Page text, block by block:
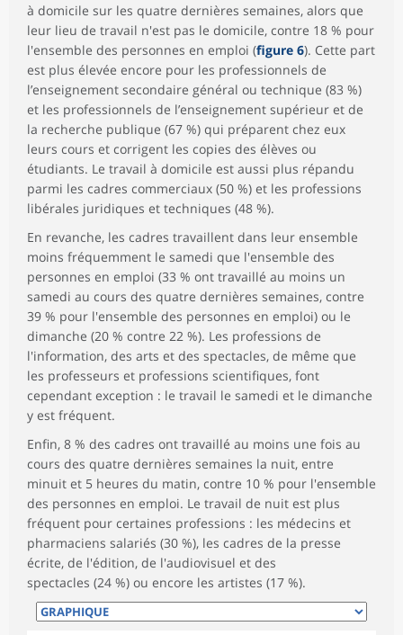
à domicile sur les quatre dernières semaines, alors que
leur lieu de travail n'est pas le domicile, contre 18 % pour
l'ensemble des personnes en emploi (figure 6). Cette part
est plus élevée encore pour les professionnels de
l’enseignement secondaire général ou technique (83 %)
et les professionnels de l’enseignement supérieur et de
la recherche publique (67 %) qui préparent chez eux
leurs cours et corrigent les copies des élèves ou
étudiants. Le travail à domicile est aussi plus répandu
parmi les cadres commerciaux (50 %) et les professions
libérales juridiques et techniques (48 %).
En revanche, les cadres travaillent dans leur ensemble
moins fréquemment le samedi que l'ensemble des
personnes en emploi (33 % ont travaillé au moins un
samedi au cours des quatre dernières semaines, contre
39 % pour l'ensemble des personnes en emploi) ou le
dimanche (20 % contre 22 %). Les professions de
l'information, des arts et des spectacles, de même que
les professeurs et professions scientifiques, font
cependant exception : le travail le samedi et le dimanche
y est fréquent.
Enfin, 8 % des cadres ont travaillé au moins une fois au
cours des quatre dernières semaines la nuit, entre
minuit et 5 heures du matin, contre 10 % pour l'ensemble
des personnes en emploi. Le travail de nuit est plus
fréquent pour certaines professions : les médecins et
pharmaciens salariés (30 %), les cadres de la presse
écrite, de l'édition, de l'audiovisuel et des
spectacles (24 %) ou encore les artistes (17 %).